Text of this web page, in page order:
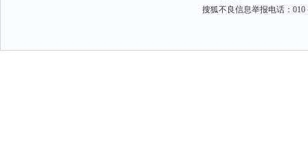
搜狐不良信息举报电话：010